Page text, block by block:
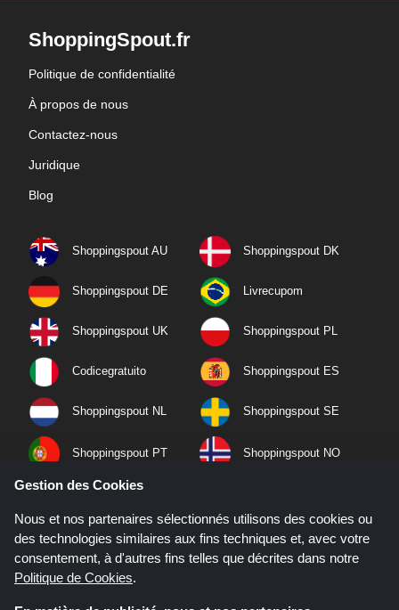
ShoppingSpout.fr
Politique de confidentialité
À propos de nous
Contactez-nous
Juridique
Blog
Shoppingspout AU Shoppingspout DK
Shoppingspout DE Livrecupom
Shoppingspout UK Shoppingspout PL
Codicegratuito Shoppingspout ES
Shoppingspout NL Shoppingspout SE
Shoppingspout PT Shoppingspout NO
Gestion des Cookies
Nous et nos partenaires sélectionnés utilisons des cookies ou
des technologies similaires aux fins techniques et, avec votre
consentement, à d'autres fins telles que décrites dans notre
Politique de Cookies.